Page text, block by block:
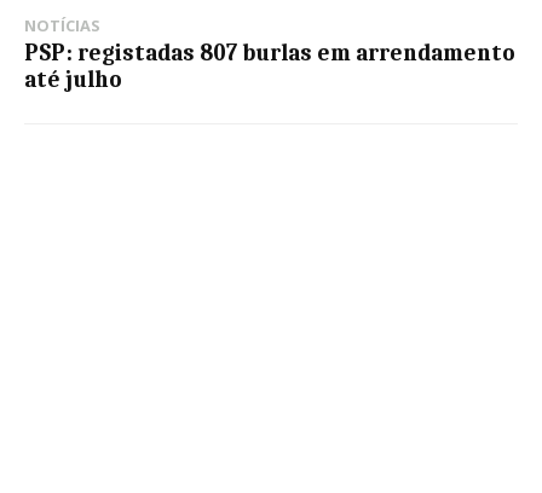
NOTÍCIAS
PSP: registadas 807 burlas em arrendamento
até julho